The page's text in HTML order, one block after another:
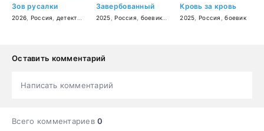
Зов русалки
2026 Россия детектив
Завербованный
2025 ,Россия боевик триллер
Кровь за кровь
2025 Россия ,боевик
Оставить комментарий
Написать комментарий
Всего комментариев0